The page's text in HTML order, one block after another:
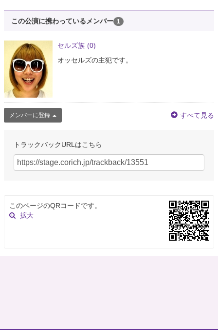
この公演に携わっているメンバー 1
セルズ族 (0)
オッセルズの主犯です。
メンバーに登録 すべて見る
トラックバックURLはこちら
このページのQRコードです。
拡大